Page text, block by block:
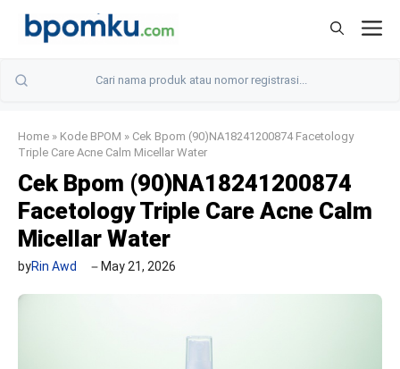
Skip
Home » Kode BPOM » Cek Bpom (90)NA18241200874 Facetology
Triple Care Acne Calm Micellar Water
Cek Bpom (90)NA18241200874
Facetology Triple Care Acne Calm
Micellar Water
byRin Awd May 21, 2026